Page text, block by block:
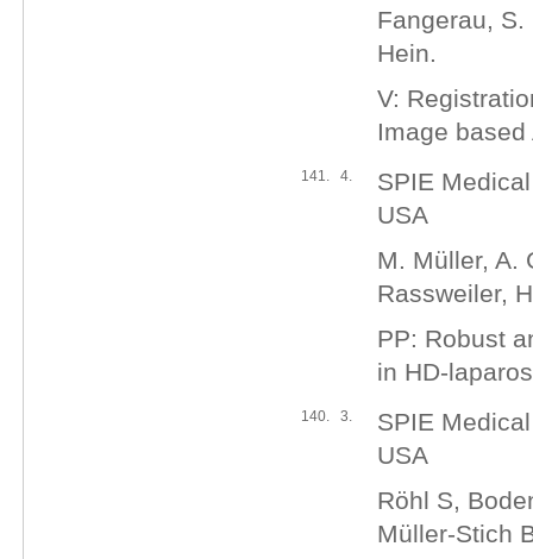
Fangerau,
Hein.
V:
Image
141. 4.
SPIE
USA
M. Müller, A.
Rassweiler,
PP: Robust
in HD-
140. 3.
SPIE
USA
Röhl S,
Müller-Stich